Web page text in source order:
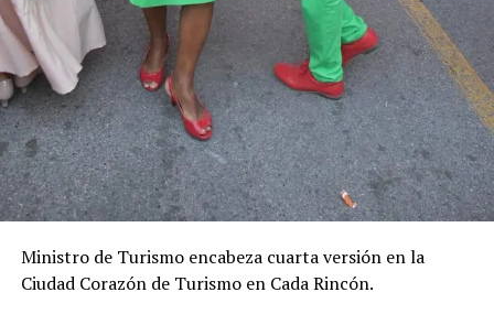
Ministro de Turismo encabeza cuarta versión en la
Ciudad Corazón de Turismo en Cada Rincón.